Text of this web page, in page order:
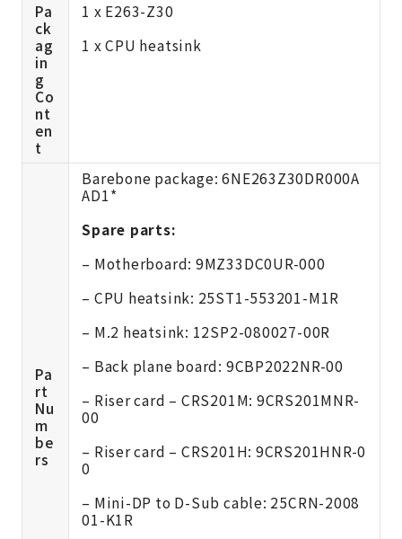
Pa
ck
ag
in
g
Co
nt
en
t
1 x E263-Z30
1 x CPU heatsink
Pa
rt
Nu
m
be
rs
Barebone package: 6NE263Z30DR000A
AD1*
Spare parts:
– Motherboard: 9MZ33DC0UR-000
– CPU heatsink: 25ST1-553201-M1R
– M.2 heatsink: 12SP2-080027-00R
– Back plane board: 9CBP2022NR-00
– Riser card – CRS201M: 9CRS201MNR-
00
– Riser card – CRS201H: 9CRS201HNR-0
0
– Mini-DP to D-Sub cable: 25CRN-2008
01-K1R